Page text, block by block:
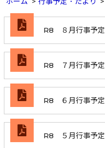
R8 ８月行事予定
R8 ７月行事予定
R8 ６月行事予定
R8 ５月行事予定